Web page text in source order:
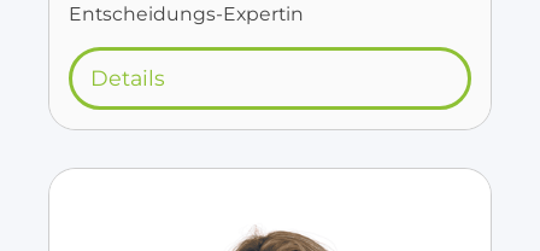
Entscheidungs-Expertin
Details